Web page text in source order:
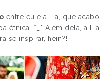
entre eu e a Lia, que
étnica. *_* Além dela, a
se inspirar, hein?!